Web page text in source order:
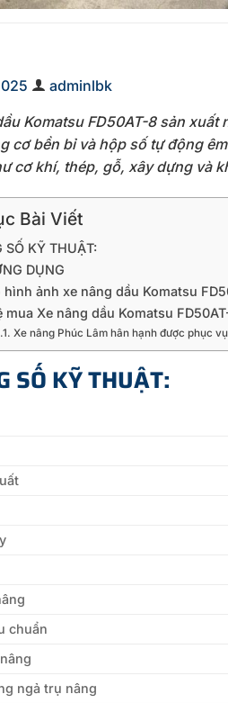
adminlbk
Komatsu FD50AT-8 sản
cơ bền bỉ và hộp số tự động
cơ khí, thép, gỗ, xây dựng và
Bài Viết
SỐ KỸ THUẬT:
DỤNG
hình ảnh xe nâng dầu Komatsu
mua Xe nâng dầu Komatsu
Xe nâng Phúc Lâm hân hạnh được phục
SỐ KỸ THUẬT:
chuẩn
ngả trụ nâng